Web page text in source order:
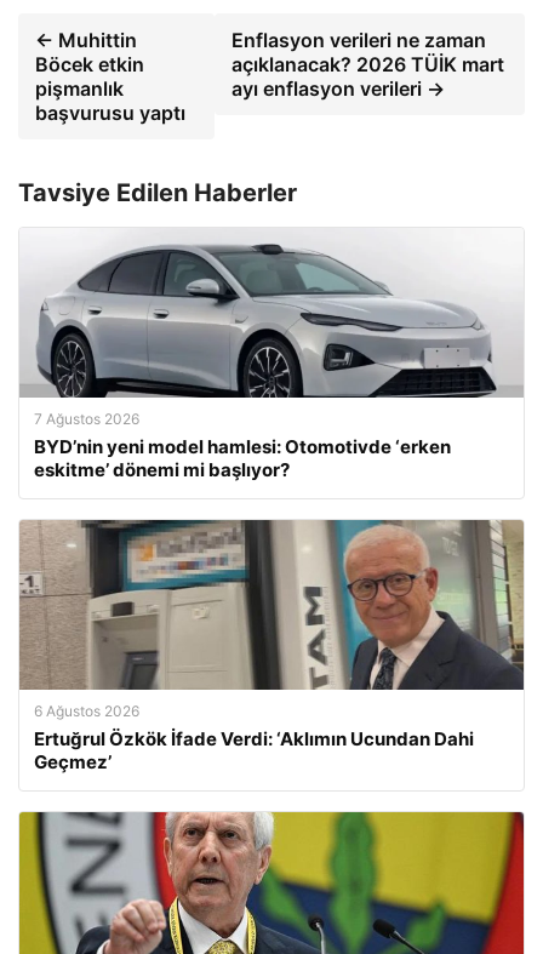
← Muhittin
Böcek etkin
pişmanlık
başvurusu yaptı
Enflasyon verileri ne zaman
açıklanacak? 2026 TÜİK mart
ayı enflasyon verileri →
Tavsiye Edilen Haberler
7 Ağustos 2026
BYD’nin yeni model hamlesi: Otomotivde ‘erken
eskitme’ dönemi mi başlıyor?
6 Ağustos 2026
Ertuğrul Özkök İfade Verdi: ‘Aklımın Ucundan Dahi
Geçmez’